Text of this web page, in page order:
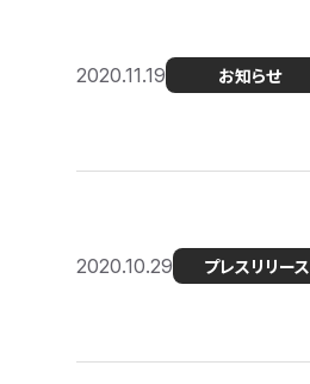
2020.11.19 お知らせ
2020.10.29 プレスリリース